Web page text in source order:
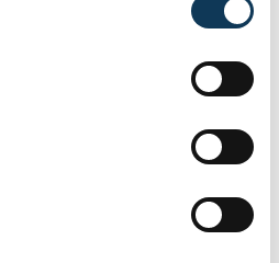
(lengyel, Paris
Magdeburg), Johaness
Handewitt),
OTP Bank - PICK